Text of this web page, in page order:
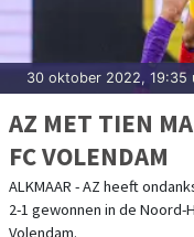
30 oktober 2022, 19:35
AZ MET TIEN
FC VOLENDAM
ALKMAAR - AZ heeft
2-1 gewonnen in de
Volendam.